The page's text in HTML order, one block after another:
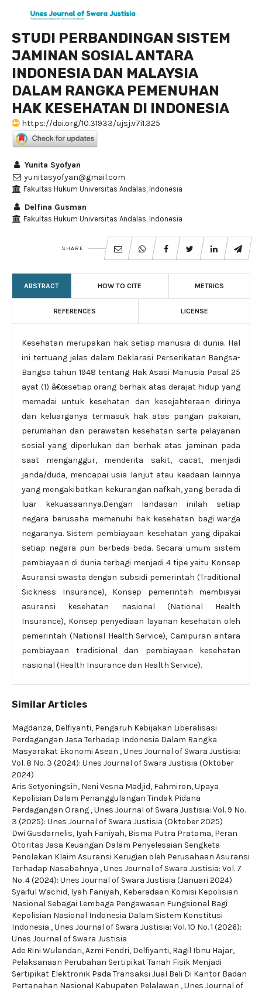
STUDI PERBANDINGAN SISTEM
JAMINAN SOSIAL ANTARA
INDONESIA DAN MALAYSIA
DALAM RANGKA PEMENUHAN
HAK KESEHATAN DI INDONESIA
https://doi.org/10.31933/ujsj.v7i1.325
Yunita Syofyan
yunitasyofyan@gmail.com
Fakultas Hukum Universitas Andalas, Indonesia
Delfina Gusman
Fakultas Hukum Universitas Andalas, Indonesia
SHARE
ABSTRACT HOW TO CITE METRICS
REFERENCES LICENSE
Kesehatan merupakan hak setiap manusia di dunia. Hal
ini tertuang jelas dalam Deklarasi Perserikatan Bangsa-
Bangsa tahun 1948 tentang Hak Asasi Manusia Pasal 25
ayat (1) â€œsetiap orang berhak atas derajat hidup yang
memadai untuk kesehatan dan kesejahteraan dirinya
dan keluarganya termasuk hak atas pangan pakaian,
perumahan dan perawatan kesehatan serta pelayanan
sosial yang diperlukan dan berhak atas jaminan pada
saat menganggur, menderita sakit, cacat, menjadi
janda/duda, mencapai usia lanjut atau keadaan lainnya
yang mengakibatkan kekurangan nafkah, yang berada di
luar kekuasaannya.Dengan landasan inilah setiap
negara berusaha memenuhi hak kesehatan bagi warga
negaranya. Sistem pembiayaan kesehatan yang dipakai
setiap negara pun berbeda-beda. Secara umum sistem
pembiayaan di dunia terbagi menjadi 4 tipe yaitu Konsep
Asuransi swasta dengan subsidi pemerintah (Traditional
Sickness Insurance), Konsep pemerintah membiayai
asuransi kesehatan nasional (National Health
Insurance), Konsep penyediaan layanan kesehatan oleh
pemerintah (National Health Service), Campuran antara
pembiayaan tradisional dan pembiayaan kesehatan
nasional (Health Insurance dan Health Service).
Similar Articles
Magdariza, Delfiyanti, Pengaruh Kebijakan Liberalisasi
Perdagangan Jasa Terhadap Indonesia Dalam Rangka
Masyarakat Ekonomi Asean ,Unes Journal of Swara Justisia:
Vol. 8 No. 3 (2024): Unes Journal of Swara Justisia (Oktober
2024)
Aris Setyoningsih, Neni Vesna Madjid, Fahmiron,Upaya
Kepolisian Dalam Penanggulangan Tindak Pidana
Perdagangan Orang ,Unes Journal of Swara Justisia: Vol. 9 No.
3 (2025): Unes Journal of Swara Justisia (Oktober 2025)
Dwi Gusdarnelis, Iyah Faniyah, Bisma Putra Pratama, Peran
Otoritas Jasa Keuangan Dalam Penyelesaian Sengketa
Penolakan Klaim Asuransi Kerugian oleh Perusahaan Asuransi
Terhadap Nasabahnya ,Unes Journal of Swara Justisia: Vol. 7
No. 4 (2024): Unes Journal of Swara Justisia (Januari 2024)
Syaiful Wachid, Iyah Faniyah, Keberadaan Komisi Kepolisian
Nasional Sebagai Lembaga Pengawasan Fungsional Bagi
Kepolisian Nasional Indonesia Dalam Sistem Konstitusi
Indonesia ,Unes Journal of Swara Justisia: Vol. 10 No. 1 (2026):
Unes Journal of Swara Justisia
Ade Rini Wulandari, Azmi Fendri, Delfiyanti, Ragil Ibnu Hajar,
Pelaksanaan Perubahan Sertipikat Tanah Fisik Menjadi
Sertipikat Elektronik Pada Transaksi Jual Beli Di Kantor Badan
Pertanahan Nasional Kabupaten Pelalawan ,Unes Journal of